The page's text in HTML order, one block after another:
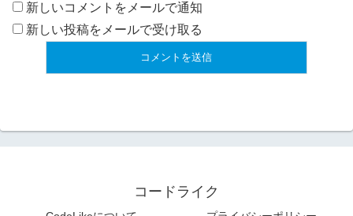
新しいコメントをメールで通知
新しい投稿をメールで受け取る
コードライク